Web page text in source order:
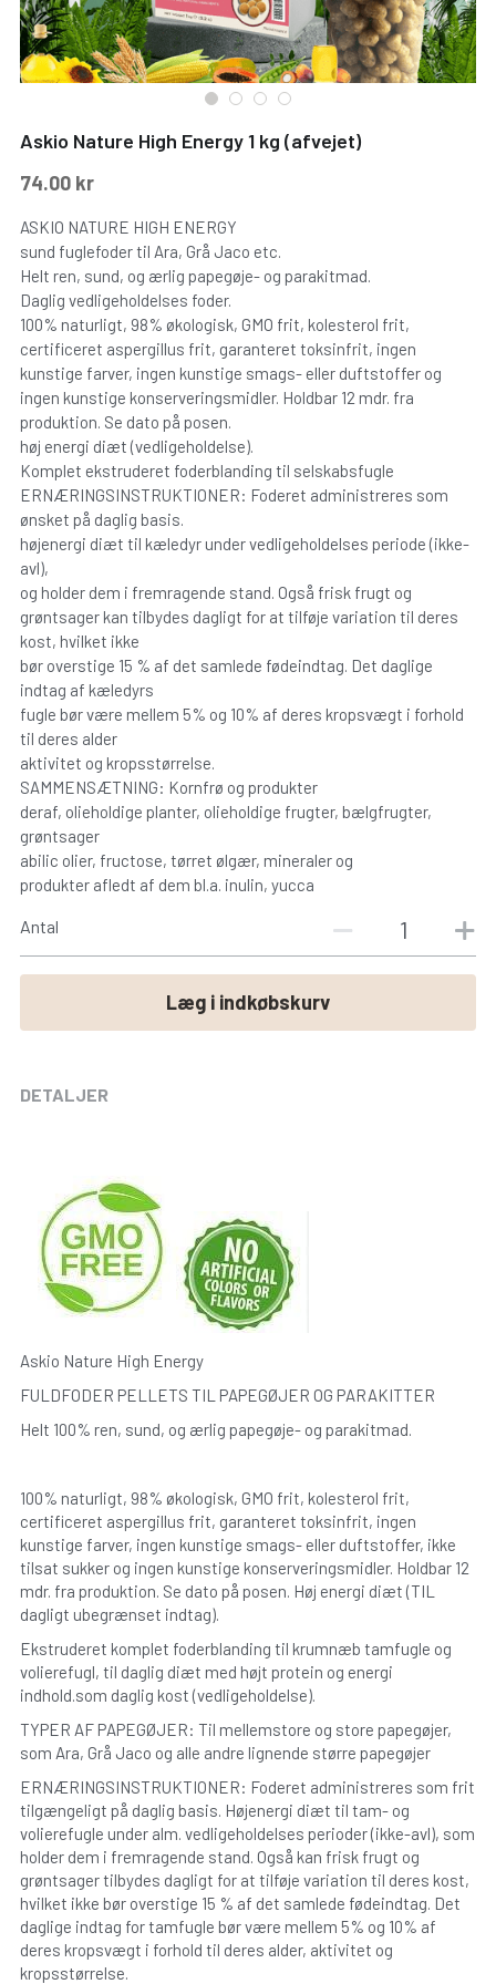
Askio Nature High Energy 1 kg (afvejet)
74.00 kr
ASKIO NATURE HIGH ENERGY
sund fuglefoder til Ara, Grå Jaco etc.
Helt ren, sund, og ærlig papegøje- og parakitmad.
Daglig vedligeholdelses foder.
100% naturligt, 98% økologisk, GMO frit, kolesterol frit,
certificeret aspergillus frit, garanteret toksinfrit, ingen
kunstige farver, ingen kunstige smags- eller duftstoffer og
ingen kunstige konserveringsmidler. Holdbar 12 mdr. fra
produktion. Se dato på posen.
høj energi diæt (vedligeholdelse).
Komplet ekstruderet foderblanding til selskabsfugle
ERNÆRINGSINSTRUKTIONER: Foderet administreres som
ønsket på daglig basis.
højenergi diæt til kæledyr under vedligeholdelses periode (ikke-
avl),
og holder dem i fremragende stand. Også frisk frugt og
grøntsager kan tilbydes dagligt for at tilføje variation til deres
kost, hvilket ikke
bør overstige 15 % af det samlede fødeindtag. Det daglige
indtag af kæledyrs
fugle bør være mellem 5% og 10% af deres kropsvægt i forhold
til deres alder
aktivitet og kropsstørrelse.
SAMMENSÆTNING: Kornfrø og produkter
deraf, olieholdige planter, olieholdige frugter, bælgfrugter,
grøntsager
abilic olier, fructose, tørret ølgær, mineraler og
produkter afledt af dem bl.a. inulin, yucca
Askio Nature High Energy
FULDFODER PELLETS TIL PAPEGØJER OG PARAKITTER
Helt 100% ren, sund, og ærlig papegøje- og parakitmad.
100% naturligt, 98% økologisk, GMO frit, kolesterol frit,
certificeret aspergillus frit, garanteret toksinfrit, ingen
kunstige farver, ingen kunstige smags- eller duftstoffer, ikke
tilsat sukker og ingen kunstige konserveringsmidler. Holdbar 12
mdr. fra produktion. Se dato på posen. Høj energi diæt (TIL
dagligt ubegrænset indtag).
Ekstruderet komplet foderblanding til krumnæb tamfugle og
volierefugl, til daglig diæt med højt protein og energi
indhold.som daglig kost (vedligeholdelse).
TYPER AF PAPEGØJER: Til mellemstore og store papegøjer,
som Ara, Grå Jaco og alle andre lignende større papegøjer
ERNÆRINGSINSTRUKTIONER: Foderet administreres som frit
tilgængeligt på daglig basis. Højenergi diæt til tam- og
volierefugle under alm. vedligeholdelses perioder (ikke-avl), som
holder dem i fremragende stand. Også kan frisk frugt og
grøntsager tilbydes dagligt for at tilføje variation til deres kost,
hvilket ikke bør overstige 15 % af det samlede fødeindtag. Det
daglige indtag for tamfugle bør være mellem 5% og 10% af
deres kropsvægt i forhold til deres alder, aktivitet og
kropsstørrelse.